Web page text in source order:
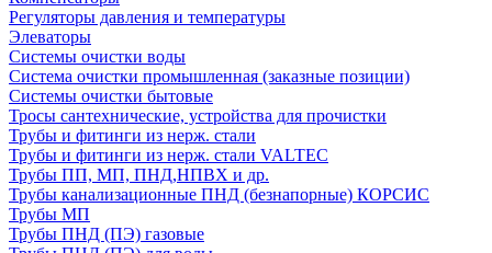
Регуляторы давления и температуры
Элеваторы
Системы очистки воды
Система очистки промышленная (заказные позиции)
Системы очистки бытовые
Тросы сантехнические, устройства для прочистки
Трубы и фитинги из нерж. стали
Трубы и фитинги из нерж. стали VALTEC
Трубы ПП, МП, ПНД,НПВХ и др.
Трубы канализационные ПНД (безнапорные) КОРСИС
Трубы МП
Трубы ПНД (ПЭ) газовые